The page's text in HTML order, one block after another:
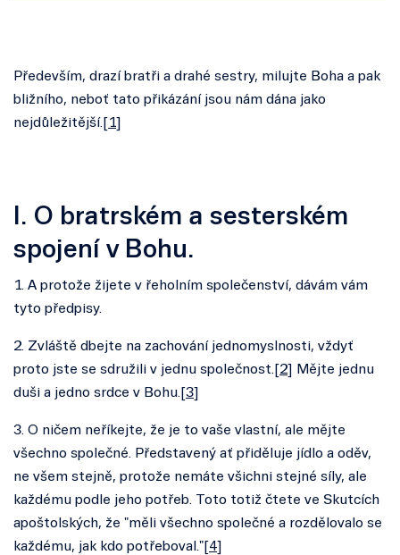
Především, drazí bratři a drahé sestry, milujte Boha a pak
bližního, neboť tato přikázání jsou nám dána jako
nejdůležitější.[ 1
I. O bratrském a sesterském
spojení v Bohu.
1. A protože žijete v řeholním společenství, dávám vám
tyto předpisy.
2. Zvláště dbejte na zachování jednomyslnosti, vždyť
proto jste se sdružili v jednu společnost.[ 2 ] Mějte jednu
duši a jedno srdce v Bohu.[ 3
3. O ničem neříkejte, že je to vaše vlastní, ale mějte
všechno společné. Představený ať přiděluje jídlo a oděv,
ne všem stejně, protože nemáte všichni stejné síly, ale
každému podle jeho potřeb. Toto totiž čtete ve Skutcích
apoštolských, že "měli všechno společné a rozdělovalo se
každému, jak kdo potřeboval."[ 4